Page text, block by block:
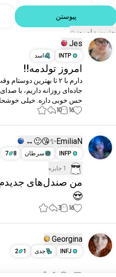
پیوستن
بهترین - امروز
Jes
INTP
اسد
امروز تولدمه!!
حس خوبی داره. خیلی
16
10
EmiliaN✨😘🙂‍↔️
INFP
سرطان 8
7
1 جایزه
من صندل‌های
😍
16
3
Georgina
INFJ
جدی 1
2